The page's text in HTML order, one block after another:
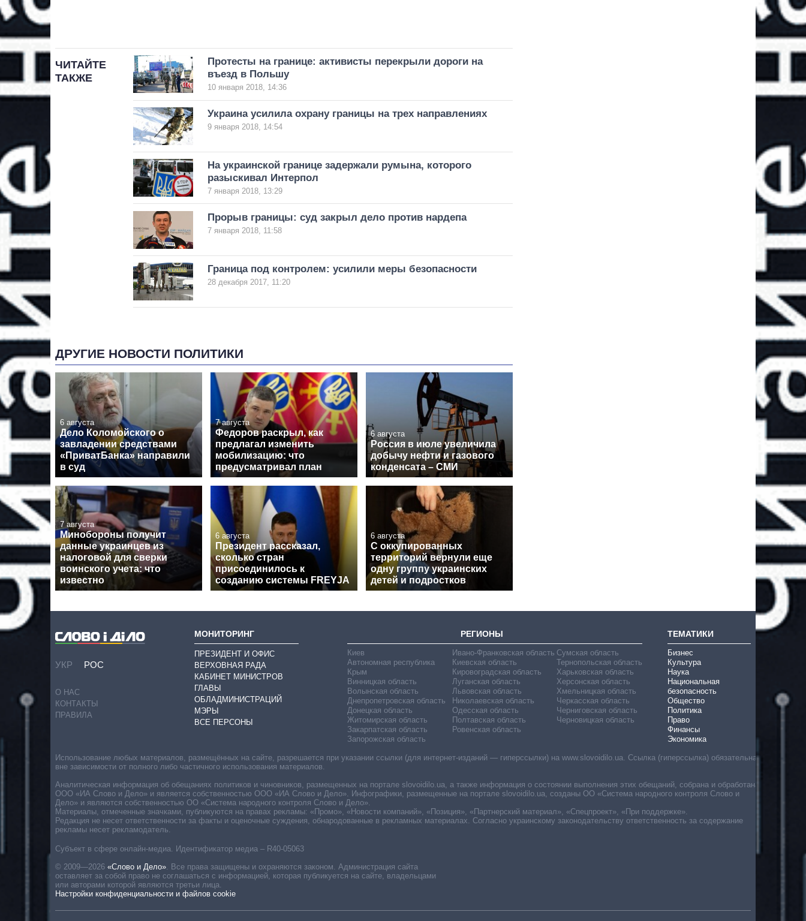
ЧИТАЙТЕ
ТАКЖЕ
Протесты на границе: активисты перекрыли дороги на
въезд в Польшу
10 января 2018, 14:36
Украина усилила охрану границы на трех направлениях
9 января 2018, 14:54
На украинской границе задержали румына, которого
разыскивал Интерпол
7 января 2018, 13:29
Прорыв границы: суд закрыл дело против нардепа
7 января 2018, 11:58
Граница под контролем: усилили меры безопасности
28 декабря 2017, 11:20
ДРУГИЕ НОВОСТИ ПОЛИТИКИ
6 августа
Дело Коломойского о
завладении средствами
«ПриватБанка» направили
в суд
7 августа
Федоров раскрыл, как
предлагал изменить
мобилизацию: что
предусматривал план
6 августа
Россия в июле увеличила
добычу нефти и газового
конденсата – СМИ
7 августа
Минобороны получит
данные украинцев из
налоговой для сверки
воинского учета: что
известно
6 августа
Президент рассказал,
сколько стран
присоединилось к
созданию системы FREYJA
6 августа
С оккупированных
территорий вернули еще
одну группу украинских
детей и подростков
УКР РОС
О НАС
КОНТАКТЫ
ПРАВИЛА
МОНИТОРИНГ
ПРЕЗИДЕНТ И ОФИС
ВЕРХОВНАЯ РАДА
КАБИНЕТ МИНИСТРОВ
ГЛАВЫ
ОБЛАДМИНИСТРАЦИЙ
МЭРЫ
ВСЕ ПЕРСОНЫ
РЕГИОНЫ
Киев
Автономная республика
Крым
Винницкая область
Волынская область
Днепропетровская область
Донецкая область
Житомирская область
Закарпатская область
Запорожская область
Ивано-Франковская область
Киевская область
Кировоградская область
Луганская область
Львовская область
Николаевская область
Одесская область
Полтавская область
Ровенская область
Сумская область
Тернопольская область
Харьковская область
Херсонская область
Хмельницкая область
Черкасская область
Черниговская область
Черновицкая область
ТЕМАТИКИ
Бизнес
Культура
Наука
Национальная
безопасность
Общество
Политика
Право
Финансы
Экономика
Субъект в сфере онлайн-медиа. Идентификатор медиа – R40-05063
© 2009—2026 «Слово и Дело». Все права защищены и охраняются законом. Администрация сайта
оставляет за собой право не соглашаться с информацией, которая публикуется на сайте, владельцами
или авторами которой являются третьи лица.
Настройки конфиденциальности и файлов cookie
Использование любых материалов, размещённых на сайте, разрешается при указании ссылки (для интернет-изданий — гиперссылки) на www.slovoidilo.ua. Ссылка (гиперссылка) обязательна
вне зависимости от полного либо частичного использования материалов.
Аналитическая информация об обещаниях политиков и чиновников, размещенных на портале slovoidilo.ua, а также информация о состоянии выполнения этих обещаний, собрана и обработана
ООО «ИА Слово и Дело» и является собственностью ООО «ИА Слово и Дело». Инфографики, размещенные на портале slovoidilo.ua, созданы ОО «Система народного контроля Слово и
Дело» и являются собственностью ОО «Система народного контроля Слово и Дело».
Материалы, отмеченные значками, публикуются на правах рекламы: «Промо», «Новости компаний», «Позиция», «Партнерский материал», «Спецпроект», «При поддержке».
Редакция не несет ответственности за факты и оценочные суждения, обнародованные в рекламных материалах. Согласно украинскому законодательству ответственность за содержание
рекламы несет рекламодатель.